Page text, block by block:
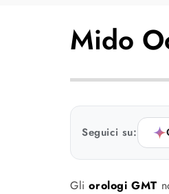
Mido
Seguici su:
Gliorologi GMT